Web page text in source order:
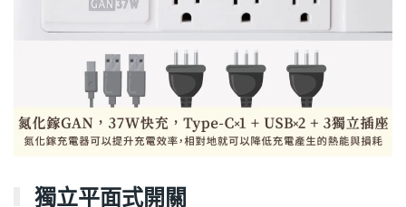
獨立平面式開關